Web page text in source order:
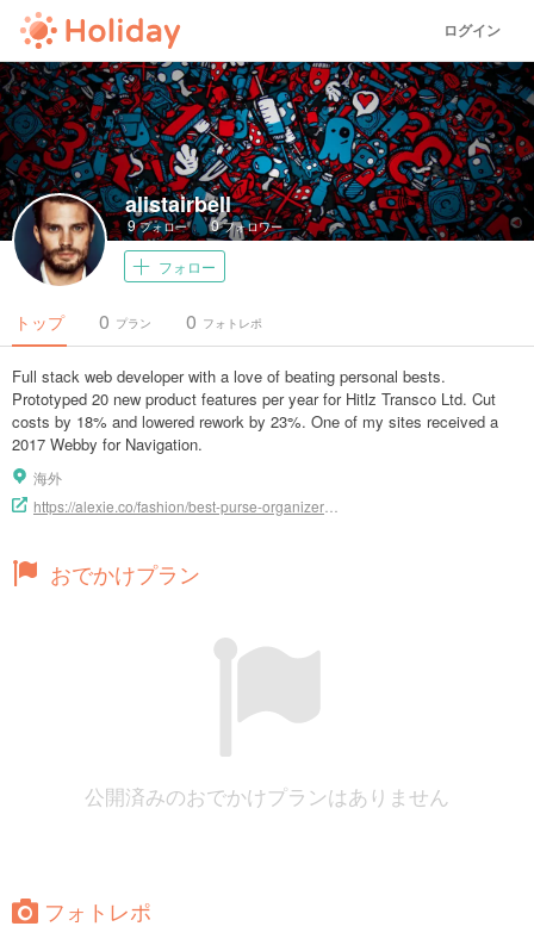
ログイン
alistairbell
9フォロー 0フォロワー
フォロー
トップ プラン
0 フォトレポ
0
Full stack web developer with a love of beating personal bests.
Prototyped 20 new product features per year for Hitlz Transco Ltd. Cut
costs by 18% and lowered rework by 23%. One of my sites received a
2017 Webby for Navigation.
海外
おでかけプラン
公開済みのおでかけプランはありません
フォトレポ